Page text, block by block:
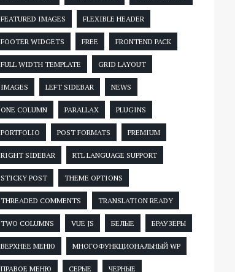
FEATURED IMAGES FLEXIBLE HEADER
FOOTER WIDGETS FREE FRONTEND PACK
FULL WIDTH TEMPLATE GRID LAYOUT
IMAGES LEFT SIDEBAR NEWS
ONE COLUMN PARALLAX PLUGINS
PORTFOLIO POST FORMATS PREMIUM
RIGHT SIDEBAR RTL LANGUAGE SUPPORT
STICKY POST THEME OPTIONS
THREADED COMMENTS TRANSLATION READY
TWO COLUMNS VUE JS БЕЛЫЕ БРАУЗЕРЫ
ВЕРХНЕЕ МЕНЮ МНОГОФУНКЦИОНАЛЬНЫЙ WP
ПРАВОЕ МЕНЮ СЕРЫЕ ЧЕРНЫЕ